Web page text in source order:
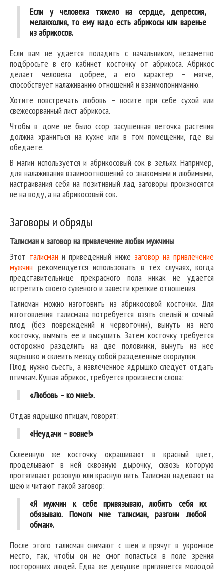
Если у человека тяжело на сердце, депрессия,
меланхолия, то ему надо есть абрикосы или варенье
из абрикосов.
Если вам не удается поладить с начальником, незаметно
подбросьте в его кабинет косточку от абрикоса. Абрикос
делает человека добрее, а его характер – мягче,
способствует налаживанию отношений и взаимопониманию.
Хотите повстречать любовь – носите при себе сухой или
свежесорванный лист абрикоса.
Чтобы в доме не было ссор засушенная веточка растения
должна храниться на кухне или в том помещении, где вы
обедаете.
В магии используется и абрикосовый сок в зельях. Например,
для налаживания взаимоотношений со знакомыми и любимыми,
настраивания себя на позитивный лад заговоры произносятся
не на воду, а на абрикосовый сок.
Заговоры и обряды
Талисман и заговор на привлечение любви мужчины
Этот талисман и приведенный ниже заговор на привлечение
мужчин рекомендуется использовать в тех случаях, когда
представительнице прекрасного пола никак не удается
встретить своего суженого и завести крепкие отношения.
Талисман можно изготовить из абрикосовой косточки. Для
изготовления талисмана потребуется взять спелый и сочный
плод (без повреждений и червоточин), вынуть из него
косточку, вымыть ее и высушить. Затем косточку требуется
осторожно разделить на две половинки, вынуть из нее
ядрышко и склеить между собой разделенные скорлупки.
Плод нужно съесть, а извлеченное ядрышко следует отдать
птичкам. Кушая абрикос, требуется произнести слова:
«Любовь – ко мне!».
Отдав ядрышко птицам, говорят:
«Неудачи – вовне!»
Склеенную же косточку окрашивают в красный цвет,
проделывают в ней сквозную дырочку, сквозь которую
протягивают розовую или красную нить. Талисман надевают на
шею и читают такой заговор:
«Я мужчин к себе привязываю, любить себя их
обязываю. Помоги мне талисман, разгони любой
обман».
После этого талисман снимают с шеи и прячут в укромное
место, так, чтобы он не смог попасться в поле зрения
посторонних людей. Едва же девушке приглянется молодой